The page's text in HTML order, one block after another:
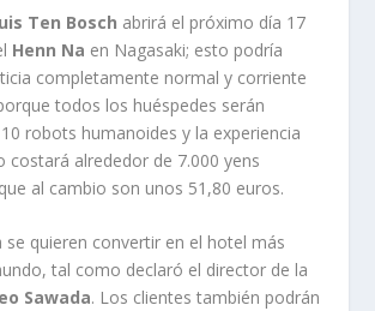
Ten Bosch abrirá el próximo día 17
Henn Na en Nagasaki; esto podría
completamente normal y corriente
todos los huéspedes serán
robots humanoides y la experiencia
costará alrededor de 7.000 yens
al cambio son unos 51,80 euros.
quieren convertir en el hotel más
tal como declaró el director de la
Sawada. Los clientes también podrán